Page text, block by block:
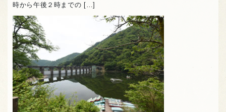
時から午後２時までの […]